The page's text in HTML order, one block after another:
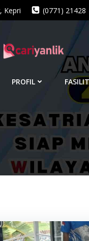
Kepri (0771) 21428
PROFIL